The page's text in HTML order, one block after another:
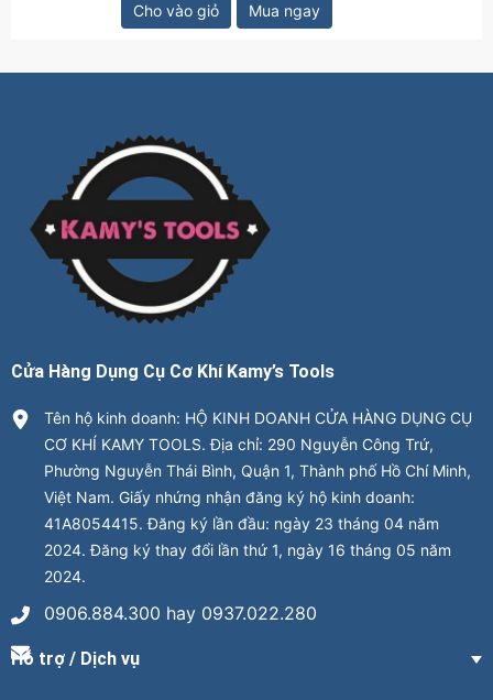
Cho vào giỏ Mua ngay
Cửa Hàng Dụng Cụ Cơ Khí Kamy’s Tools
Tên hộ kinh doanh: HỘ KINH DOANH CỬA HÀNG DỤNG CỤ
CƠ KHÍ KAMY TOOLS. Địa chỉ: 290 Nguyễn Công Trứ,
Phường Nguyễn Thái Bình, Quận 1, Thành phố Hồ Chí Minh,
Việt Nam. Giấy nhứng nhận đăng ký hộ kinh doanh:
41A8054415. Đăng ký lần đầu: ngày 23 tháng 04 năm
2024. Đăng ký thay đổi lần thứ 1, ngày 16 tháng 05 năm
2024.
0906.884.300 hay 0937.022.280
Hỗ trợ / Dịch vụ